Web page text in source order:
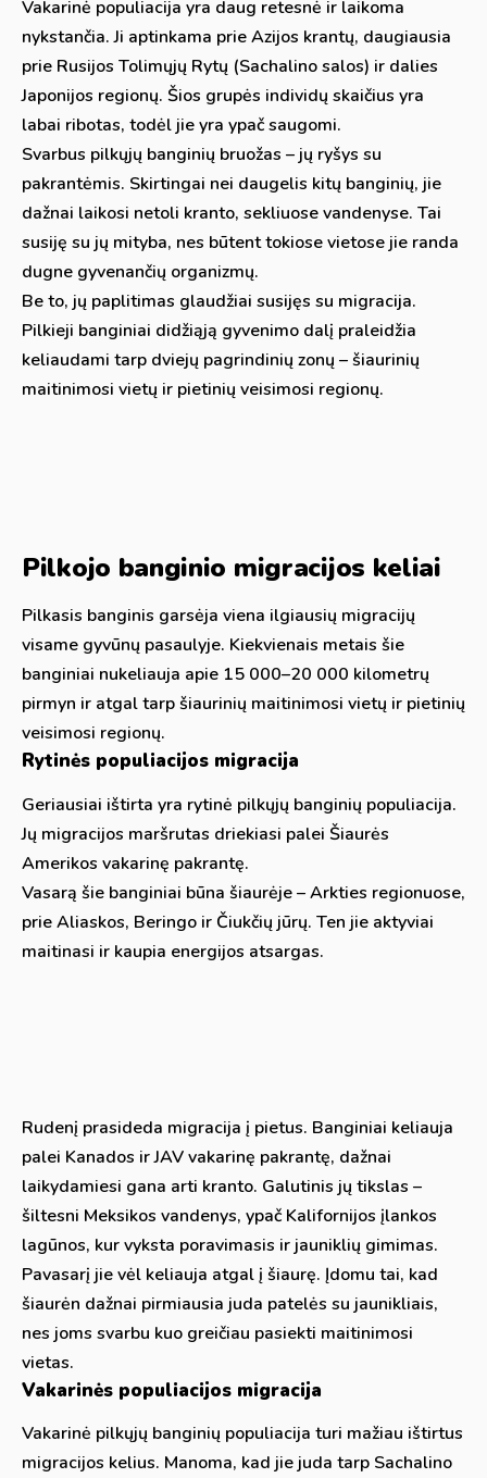
Vakarinė populiacija yra daug retesnė ir laikoma
nykstančia. Ji aptinkama prie Azijos krantų, daugiausia
prie Rusijos Tolimųjų Rytų (Sachalino salos) ir dalies
Japonijos regionų. Šios grupės individų skaičius yra
labai ribotas, todėl jie yra ypač saugomi.
Svarbus pilkųjų banginių bruožas – jų ryšys su
pakrantėmis. Skirtingai nei daugelis kitų banginių, jie
dažnai laikosi netoli kranto, sekliuose vandenyse. Tai
susiję su jų mityba, nes būtent tokiose vietose jie randa
dugne gyvenančių organizmų.
Be to, jų paplitimas glaudžiai susijęs su migracija.
Pilkieji banginiai didžiąją gyvenimo dalį praleidžia
keliaudami tarp dviejų pagrindinių zonų – šiaurinių
maitinimosi vietų ir pietinių veisimosi regionų.
Pilkojo banginio migracijos keliai
Pilkasis banginis garsėja viena ilgiausių migracijų
visame gyvūnų pasaulyje. Kiekvienais metais šie
banginiai nukeliauja apie 15 000–20 000 kilometrų
pirmyn ir atgal tarp šiaurinių maitinimosi vietų ir pietinių
veisimosi regionų.
Rytinės populiacijos migracija
Geriausiai ištirta yra rytinė pilkųjų banginių populiacija.
Jų migracijos maršrutas driekiasi palei Šiaurės
Amerikos vakarinę pakrantę.
Vasarą šie banginiai būna šiaurėje – Arkties regionuose,
prie Aliaskos, Beringo ir Čiukčių jūrų. Ten jie aktyviai
maitinasi ir kaupia energijos atsargas.
Rudenį prasideda migracija į pietus. Banginiai keliauja
palei Kanados ir JAV vakarinę pakrantę, dažnai
laikydamiesi gana arti kranto. Galutinis jų tikslas –
šiltesni Meksikos vandenys, ypač Kalifornijos įlankos
lagūnos, kur vyksta poravimasis ir jauniklių gimimas.
Pavasarį jie vėl keliauja atgal į šiaurę. Įdomu tai, kad
šiaurėn dažnai pirmiausia juda patelės su jaunikliais,
nes joms svarbu kuo greičiau pasiekti maitinimosi
vietas.
Vakarinės populiacijos migracija
Vakarinė pilkųjų banginių populiacija turi mažiau ištirtus
migracijos kelius. Manoma, kad jie juda tarp Sachalino